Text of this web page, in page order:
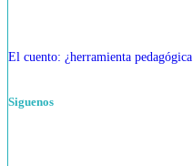
El cuento: ¿herramienta
Siguenos